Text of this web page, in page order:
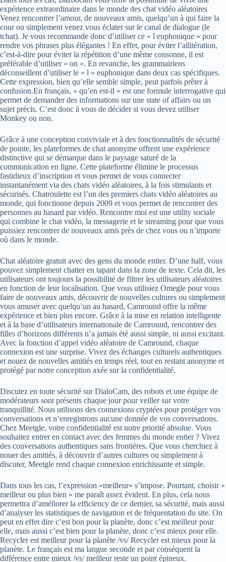
expérience extraordinaire dans le monde des chat vidéo aléatoires
Venez rencontrer l’amour, de nouveaux amis, quelqu’un à qui faire la
cour ou simplement venez vous éclater sur le canal de dialogue (le
tchat). Je vous recommande donc d’utiliser ce « l euphonique » pour
rendre vos phrases plus élégantes ! En effet, pour éviter l’allitération,
c’est-à-dire pour éviter la répétition d’une même consonne, il est
préférable d’utiliser « on ». En revanche, les grammairiens
déconseillent d’utiliser le « l » euphonique dans deux cas spécifiques.
Cette expression, bien qu’elle semble simple, peut parfois prêter à
confusion.En français, « qu’en est-il » est une formule interrogative qui
permet de demander des informations sur une state of affairs ou un
sujet précis. C’est donc à vous de décider si vous devez utiliser
Monkey ou non.
Grâce à une conception conviviale et à des fonctionnalités de sécurité
de pointe, les plateformes de chat anonyme offrent une expérience
distinctive qui se démarque dans le paysage saturé de la
communication en ligne. Cette plateforme élimine le processus
fastidieux d’inscription et vous permet de vous connecter
instantanément via des chats vidéo aléatoires, à la fois stimulants et
sécurisés. Chatroulette est l’un des premiers chats vidéo aléatoires au
monde, qui fonctionne depuis 2009 et vous permet de rencontrer des
personnes au hasard par vidéo. Rencontre moi est une utility sociale
qui combine le chat vidéo, la messagerie et le streaming pour que vous
puissiez rencontrer de nouveaux amis près de chez vous ou n’importe
où dans le monde.
Chat aléatoire gratuit avec des gens du monde entier. D’une half, vous
pouvez simplement chatter en tapant dans la zone de texte. Cela dit, les
utilisateurs ont toujours la possibilité de filtrer les utilisateurs aléatoires
en fonction de leur localisation. Que vous utilisiez Omegle pour vous
faire de nouveaux amis, découvrir de nouvelles cultures ou simplement
vous amuser avec quelqu’un au hasard, Camround offre la même
expérience et bien plus encore. Grâce à la mise en relation intelligente
et à la base d’utilisateurs internationale de Camround, rencontrer des
filles d’horizons différents n’a jamais été aussi simple, ni aussi excitant.
Avec la fonction d’appel vidéo aléatoire de Camround, chaque
connexion est une surprise. Vivez des échanges culturels authentiques
et nouez de nouvelles amitiés en temps réel, tout en restant anonyme et
protégé par notre conception axée sur la confidentialité.
Discutez en toute sécurité sur DialoCam, des robots et une équipe de
modérateurs sont présents chaque jour pour veiller sur votre
tranquillité. Nous utilisons des connexions cryptées pour protéger vos
conversations et n’enregistrons aucune donnée de vos conversations.
Chez Meetgle, votre confidentialité est notre priorité absolue. Vous
souhaitez entrer en contact avec des femmes du monde entier ? Vivez
des conversations authentiques sans frontières. Que vous cherchiez à
nouer des amitiés, à découvrir d’autres cultures ou simplement à
discuter, Meetgle rend chaque connexion enrichissante et simple.
Dans tous les cas, l’expression «meilleur» s’impose. Pourtant, choisir «
meilleur ou plus bien » me paraît assez évident. En plus, cela nous
permettra d’améliorer la efficiency de ce dernier, sa sécurité, mais aussi
d’analyser les statistiques de navigation et de fréquentation du site. On
peut en effet dire c’est bon pour la planète, donc c’est meilleur pour
elle, mais aussi c’est bien pour la planète, donc c’est mieux pour elle.
Recycler est meilleur pour la planète /vs/ Recycler est mieux pour la
planète. Le français est ma langue seconde et par conséquent la
différence entre mieux /vs/ meilleur reste un point épineux.